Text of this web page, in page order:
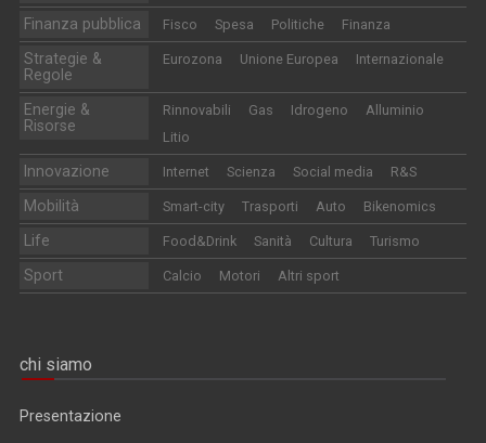
Finanza pubblica Fisco Spesa Politiche Finanza
Strategie &
Regole
Eurozona Unione Europea Internazionale
Energie &
Risorse
Rinnovabili Gas Idrogeno
Alluminio
Litio
Innovazione Internet Scienza Social media R&S
Mobilità Smart-city Trasporti Auto Bikenomics
Life Food&Drink Sanità Cultura Turismo
Sport Calcio Motori Altri sport
chi siamo
Presentazione